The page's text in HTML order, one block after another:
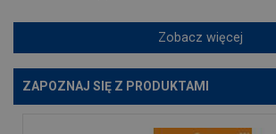
Zobacz więcej
ZAPOZNAJ SIĘ Z PRODUKTAMI